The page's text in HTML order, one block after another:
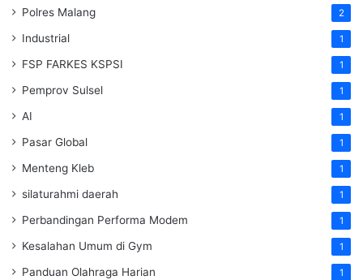
Polres Malang 2
Industrial 1
FSP FARKES KSPSI 1
Pemprov Sulsel 1
AI 1
Pasar Global 1
Menteng Kleb 1
silaturahmi daerah 1
Perbandingan Performa Modem 1
Kesalahan Umum di Gym 1
Panduan Olahraga Harian 1